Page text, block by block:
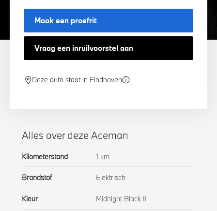
Maak een proefrit
Vraag een inruilvoorstel aan
Deze auto staat in Eindhoven
Alles over deze Aceman
Kilometerstand 1 km
Brandstof Elektrisch
Kleur Midnight Black II